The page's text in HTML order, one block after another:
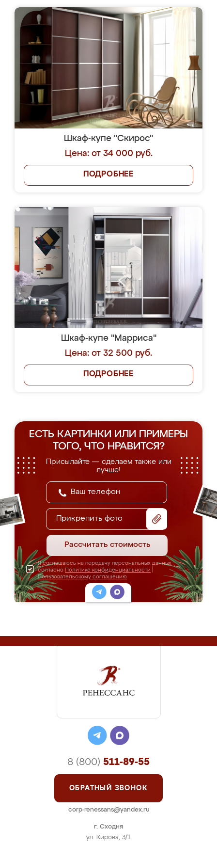
Шкаф-купе "Скирос"
Цена: от 34 000 руб.
ПОДРОБНЕЕ
Шкаф-купе "Марриса"
Цена: от 32 500 руб.
ПОДРОБНЕЕ
ЕСТЬ КАРТИНКИ ИЛИ ПРИМЕРЫ
ТОГО, ЧТО НРАВИТСЯ?
Присылайте — сделаем также или
лучше!
Прикрепить фото
Рассчитать стоимость
Я соглашаюсь на передачу персональных данных
согласно Политике конфиденциальности
Пользовательскому соглашению
г. Сходня
ул. Кирова, 3/1
8 (800) 511-89-55
ОБРАТНЫЙ ЗВОНОК
corp-renessans@yandex.ru